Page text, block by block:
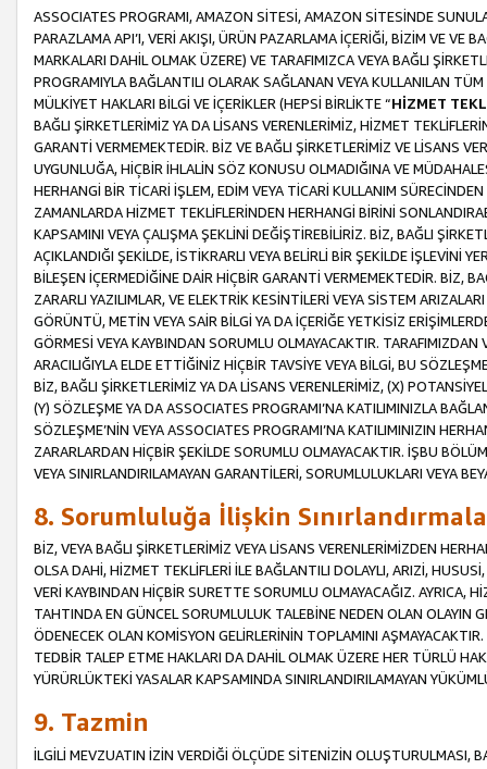
ASSOCIATES PROGRAMI, AMAZON SİTESİ, AMAZON SİTESİNDE
PARAZLAMA API’I, VERİ AKIŞI, ÜRÜN PAZARLAMA İÇERİĞİ, BİZİM VE VE
MARKALARI DAHİL OLMAK ÜZERE) VE TARAFIMIZCA VEYA BAĞLI
PROGRAMIYLA BAĞLANTILI OLARAK SAĞLANAN VEYA KULLANILAN
MÜLKİYET HAKLARI BİLGİ VE İÇERİKLER (HEPSİ BİRLİKTE “HİZMET
BAĞLI ŞİRKETLERİMİZ YA DA LİSANS VERENLERİMİZ, HİZMET
GARANTİ VERMEMEKTEDİR. BİZ VE BAĞLI ŞİRKETLERİMİZ VE LİSANS
UYGUNLUĞA, HİÇBİR İHLALİN SÖZ KONUSU OLMADIĞINA VE
HERHANGİ BİR TİCARİ İŞLEM, EDİM VEYA TİCARİ KULLANIM
ZAMANLARDA HİZMET TEKLİFLERİNDEN HERHANGİ BİRİNİ
KAPSAMINI VEYA ÇALIŞMA ŞEKLİNİ DEĞİŞTİREBİLİRİZ. BİZ, BAĞLI
AÇIKLANDIĞI ŞEKİLDE, İSTİKRARLI VEYA BELİRLİ BİR ŞEKİLDE İŞLEVİNİ
BİLEŞEN İÇERMEDİĞİNE DAİR HİÇBİR GARANTİ VERMEMEKTEDİR. BİZ,
ZARARLI YAZILIMLAR, VE ELEKTRİK KESİNTİLERİ VEYA SİSTEM
GÖRÜNTÜ, METİN VEYA SAİR BİLGİ YA DA İÇERİĞE YETKİSİZ
GÖRMESİ VEYA KAYBINDAN SORUMLU OLMAYACAKTIR.
ARACILIĞIYLA ELDE ETTİĞİNİZ HİÇBİR TAVSİYE VEYA BİLGİ, BU
BİZ, BAĞLI ŞİRKETLERİMİZ YA DA LİSANS VERENLERİMİZ, (X)
(Y) SÖZLEŞME YA DA ASSOCIATES PROGRAMI’NA KATILIMINIZLA
SÖZLEŞME’NİN VEYA ASSOCIATES PROGRAMI’NA KATILIMINIZIN
ZARARLARDAN HİÇBİR ŞEKİLDE SORUMLU OLMAYACAKTIR. İŞBU
VEYA SINIRLANDIRILAMAYAN GARANTİLERİ, SORUMLULUKLARI VEYA
8. Sorumluluğa İlişkin
BİZ, VEYA BAĞLI ŞİRKETLERİMİZ VEYA LİSANS VERENLERİMİZDEN
OLSA DAHİ, HİZMET TEKLİFLERİ İLE BAĞLANTILI DOLAYLI, ARIZİ,
VERİ KAYBINDAN HİÇBİR SURETTE SORUMLU OLMAYACAĞIZ. AYRICA,
TAHTINDA EN GÜNCEL SORUMLULUK TALEBİNE NEDEN OLAN OLAYIN
ÖDENECEK OLAN KOMİSYON GELİRLERİNİN TOPLAMINI
TEDBİR TALEP ETME HAKLARI DA DAHİL OLMAK ÜZERE HER TÜRLÜ
YÜRÜRLÜKTEKİ YASALAR KAPSAMINDA SINIRLANDIRILAMAYAN
9. Tazmin
İLGİLİ MEVZUATIN İZİN VERDİĞİ ÖLÇÜDE SİTENİZİN OLUŞTURULMASI,